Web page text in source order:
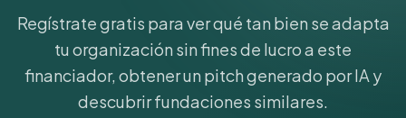
Regístrate gratis para ver qué tan bien se adapta
tu organización sin fines de lucro a este
financiador, obtener un pitch generado por IA y
descubrir fundaciones similares.